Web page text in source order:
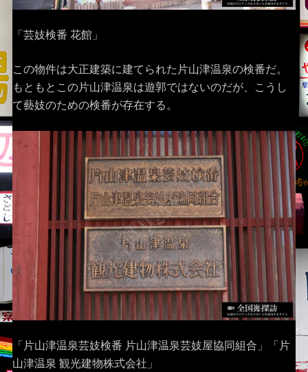
「芸妓検番 花館」
この物件は大正建築に建てられた片山津温泉の検番だ。
もともとこの片山津温泉は遊郭ではないのだが、こうし
て藝妓のための検番が存在する。
「片山津温泉芸妓検番 片山津温泉芸妓屋協同組合」「片
山津温泉 観光建物株式会社」